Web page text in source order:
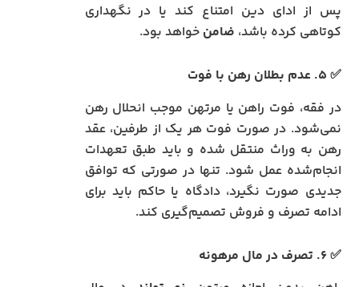
پس از ادای دین امتناع کند یا در نگهداری
کوتاهی کرده باشد، ضامن خواهد بود.
✅ ۵. عدم بطلان رهن با فوت
در فقه، فوت راهن یا مرتهن موجب انحلال رهن
نمی‌شود. در صورت فوت هر یک از طرفین، عقد
رهن به وراث منتقل شده و باید طبق تعهدات
انجام‌شده عمل شود. تنها در صورتی که توافق
جدیدی صورت نگیرد، دادگاه یا حاکم باید برای
ادامه تصرف و فروش تصمیم‌گیری کند.
✅ ۶. تصرف در مال مرهونه